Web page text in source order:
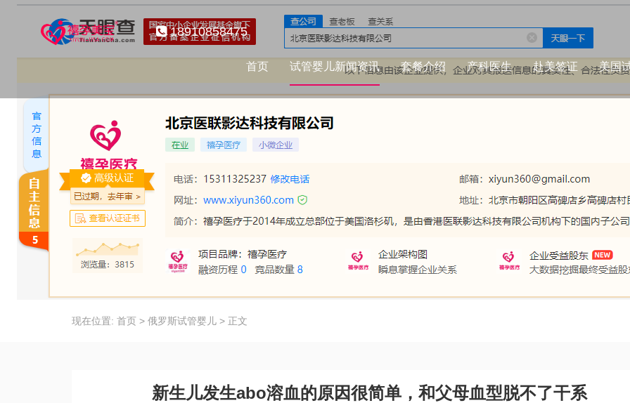
18910858475
首页 试管婴儿新闻资讯 套餐介绍 产科医生 赴美签证 美国
现在位置: 首页 > 俄罗斯试管婴儿 > 正文
新生儿发生abo溶血的原因很简单，和父母血型脱不了干系